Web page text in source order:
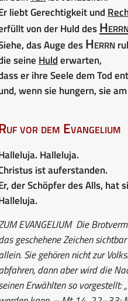
liebt Gerechtigkeit und
von der Huld des
das Auge desHerrn
seine Hulderwarten,
er ihre Seele dem Tod ent
wenn sie hungern, sie am
vor dem Evangelium
Halleluja.
ist auferstanden.
der Schöpfer des Alls, hat
EVANGELIUMDie
geschehene Zeichen
Sie gehören nicht zur
dann aber wird die
Erwählten so vorgestellt: